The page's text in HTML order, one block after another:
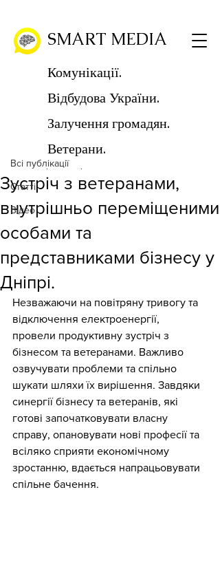
SMART MEDIA
Комунікації.
Відбудова України.
Залучення громадян.
Ветерани.
Всі публікації
Статті
Відео
Всі публікації
Зустріч з ветеранами,
внутрішньо переміщеними
особами та
представниками бізнесу у
Дніпрі.
SMART MEDIA
3 черв. 2024 р.
Незважаючи на повітряну тривогу та
відключення електроенергії,
провели продуктивну зустріч з
бізнесом та ветеранами. Важливо
озвучувати проблеми та спільно
шукати шляхи їх вирішення. Завдяки
синергії бізнесу та ветеранів, які
готові започатковувати власну
справу, опановувати нові професії та
всіляко сприяти економічному
зростанню, вдається напрацьовувати
спільне бачення.